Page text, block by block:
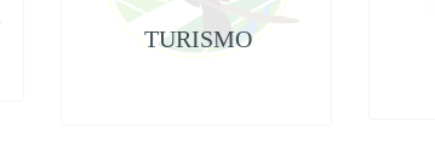
TURISMO